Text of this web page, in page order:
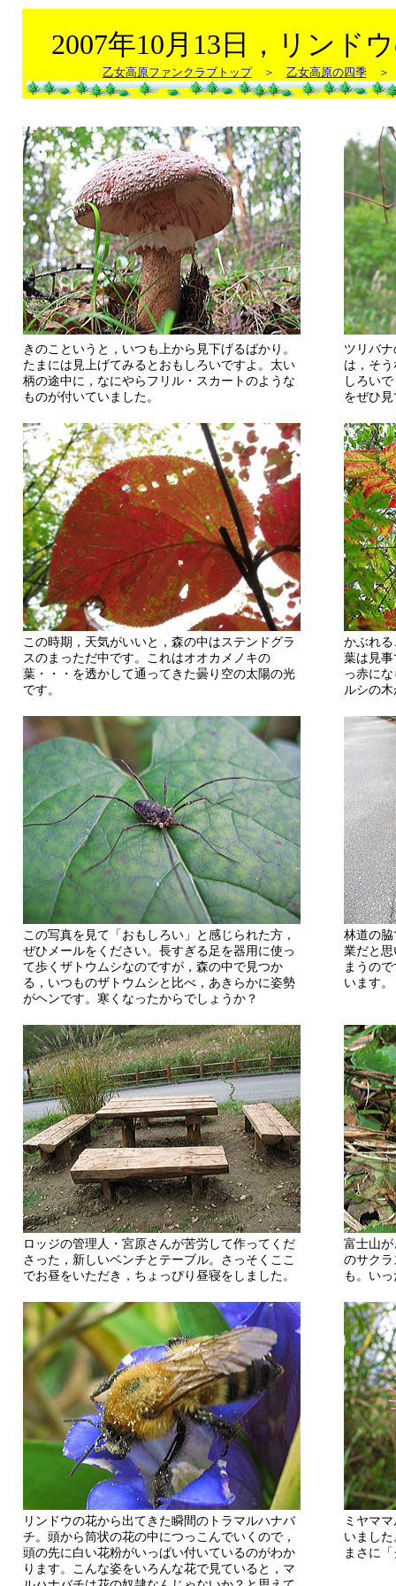
2007年10月13日，リンド
乙女高原ファンクラブトップ＞ 乙女高原の四季＞
きのこというと，いつも上から見下げるばかり。
たまには見上げてみるとおもしろいですよ。太い
柄の途中に，なにやらフリル・スカートのような
ものが付いていました。
ツリバ
は，そ
しろい
をぜひ
この時期，天気がいいと，森の中はステンドグラ
スのまっただ中です。これはオオカメノキの
葉・・・を透かして通ってきた曇り空の太陽の光
です。
かぶれ
葉は見
っ赤に
ルシの
この写真を見て「おもしろい」と感じられた方，
ぜひメールをください。長すぎる足を器用に使っ
て歩くザトウムシなのですが，森の中で見つか
る，いつものザトウムシと比べ，あきらかに姿勢
がヘンです。寒くなったからでしょうか？
林道の
業だと
まうの
います。
ロッジの管理人・宮原さんが苦労して作ってくだ
さった，新しいベンチとテーブル。さっそくここ
でお昼をいただき，ちょっぴり昼寝をしました。
富士山
のサク
も。い
リンドウの花から出てきた瞬間のトラマルハナバ
チ。頭から筒状の花の中につっこんでいくので，
頭の先に白い花粉がいっぱい付いているのがわか
ります。こんな姿をいろんな花で見ていると，マ
ミヤマ
いまし
まさに